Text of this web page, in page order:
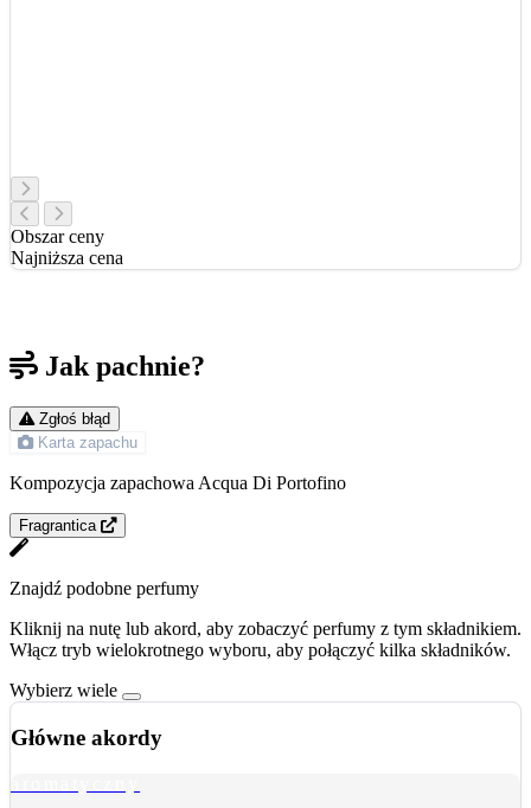
Obszar ceny
Najniższa cena
Jak pachnie?
Zgłoś błąd
Karta zapachu
Kompozycja zapachowa Acqua Di Portofino
Fragrantica
Znajdź podobne perfumy
Kliknij na nutę lub akord, aby zobaczyć perfumy z tym składnikiem.
Włącz tryb wielokrotnego wyboru, aby połączyć kilka składników.
Wybierz wiele
Główne akordy